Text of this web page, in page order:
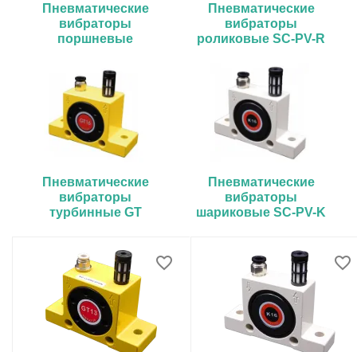
Пневматические
вибраторы
поршневые
PV-SK
Пневматические
вибраторы
роликовые SC-PV-R
Пневматические
вибраторы
турбинные GT
Пневматические
вибраторы
шариковые SC-PV-K